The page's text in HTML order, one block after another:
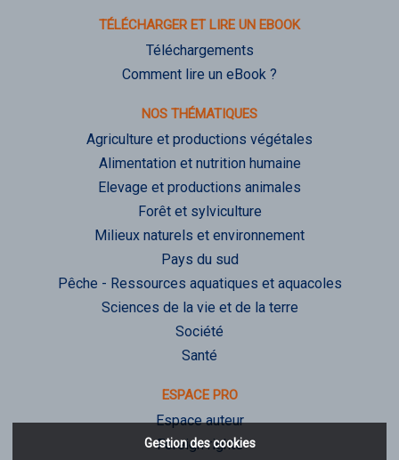
Gestion des cookies
TÉLÉCHARGER ET LIRE UN EBOOK
Téléchargements
Comment lire un eBook ?
NOS THÉMATIQUES
Agriculture et productions végétales
Alimentation et nutrition humaine
Elevage et productions animales
Forêt et sylviculture
Milieux naturels et environnement
Pays du sud
Pêche - Ressources aquatiques et aquacoles
Sciences de la vie et de la terre
Société
Santé
ESPACE PRO
Espace auteur
Foreign rights